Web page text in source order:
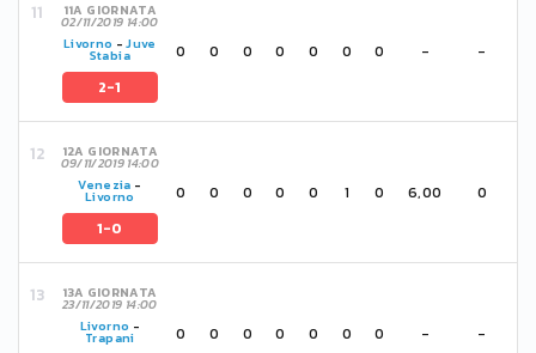
11A GIORNATA
02/11/2019 14:00
Livorno -Juve
Stabia
2-1
0 0 0 0 0 0 0 - -
12A GIORNATA
09/11/2019 14:00
Venezia -
Livorno
1-0
0 0 0 0 0 1 0 6,00 0
13A GIORNATA
23/11/2019 14:00
Livorno -
Trapani 0 0 0 0 0 0 0 - -